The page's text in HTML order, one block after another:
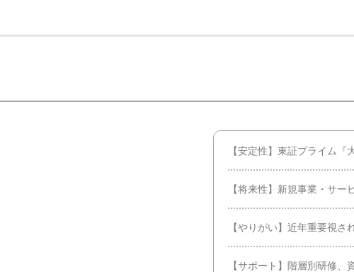
【安定性】東証プライム
【将来性】新規事業・サー
【やりがい】近年重要視さ
【サポート】階層別研修、